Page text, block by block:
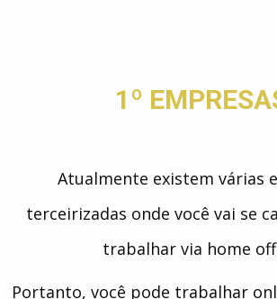
1º
Atualmente existem várias
terceirizadas onde você vai se
trabalhar via home
Portanto, você pode trabalhar